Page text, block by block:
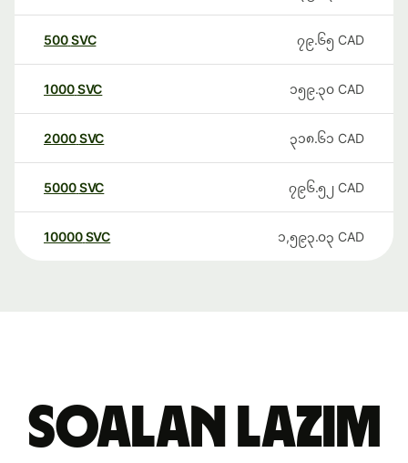
500SVC ၇၉.၆၅ CAD
1000SVC ၁၅၉.၃၀ CAD
2000SVC ၃၁၈.၆၁ CAD
5000SVC ၇၉၆.၅၂ CAD
10000 SVC ၁,၅၉၃.၀၃ CAD
Soalan Lazim